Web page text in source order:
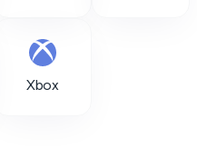
Xbox